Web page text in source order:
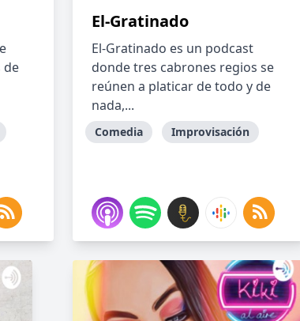
de
El-Gratinado
El-Gratinado es un podcast
donde tres cabrones regios se
reúnen a platicar de todo y de
nada,...
Comedia Improvisación